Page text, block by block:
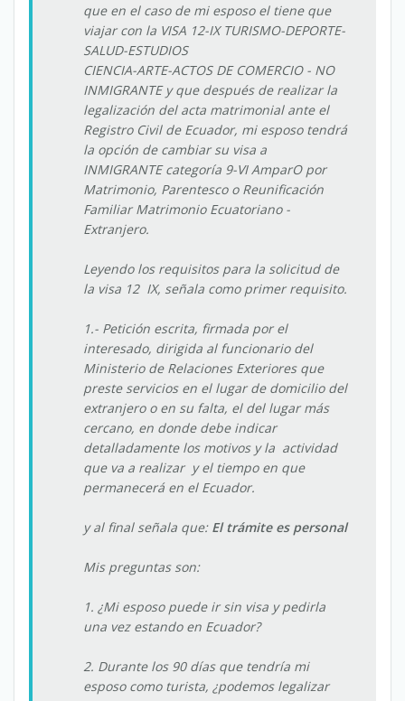
que en el caso de mi esposo el tiene que
viajar con la VISA 12-IX TURISMO-DEPORTE-
SALUD-ESTUDIOS
CIENCIA-ARTE-ACTOS DE COMERCIO - NO
INMIGRANTE y que después de realizar la
legalización del acta matrimonial ante el
Registro Civil de Ecuador, mi esposo tendrá
la opción de cambiar su visa a
INMIGRANTE categoría 9-VI AmparO por
Matrimonio, Parentesco o Reunificación
Familiar Matrimonio Ecuatoriano -
Extranjero.
Leyendo los requisitos para la solicitud de
la visa 12 IX, señala como primer requisito.
1.- Petición escrita, firmada por el
interesado, dirigida al funcionario del
Ministerio de Relaciones Exteriores que
preste servicios en el lugar de domicilio del
extranjero o en su falta, el del lugar más
cercano, en donde debe indicar
detalladamente los motivos y la actividad
que va a realizar y el tiempo en que
permanecerá en el Ecuador.
y al final señala que: El trámite es personal
Mis preguntas son:
1. ¿Mi esposo puede ir sin visa y pedirla
una vez estando en Ecuador?
2. Durante los 90 días que tendría mi
esposo como turista, ¿podemos legalizar